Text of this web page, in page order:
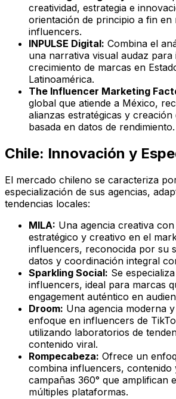
creatividad, estrategia e
orientación de principio a fin en
influencers.
INPULSE Digital: Combina el
una narrativa visual audaz para
crecimiento de marcas en
Latinoamérica.
The Influencer Marketing
global que atiende a México,
alianzas estratégicas y creación
basada en datos de rendimiento.
Chile: Innovación y
El mercado chileno se caracteriza
especialización de sus agencias,
tendencias locales:
MILA: Una agencia creativa
estratégico y creativo en el
influencers, reconocida por su
datos y coordinación integral
Sparkling Social: Se
influencers, ideal para marcas
engagement auténtico en
Droom: Una agencia moderna
enfoque en influencers de
utilizando laboratorios de
contenido viral.
Rompecabeza: Ofrece un
combina influencers, contenido
campañas 360° que amplifican
múltiples plataformas.